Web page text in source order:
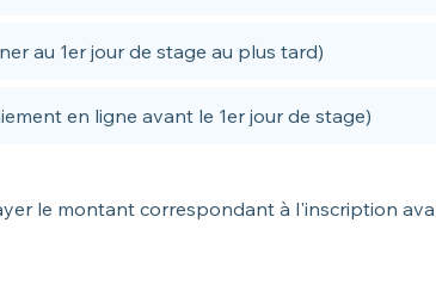
au 1er jour de stage au plus tard)
en ligne avant le 1er jour de stage)
le montant correspondant à l'inscription